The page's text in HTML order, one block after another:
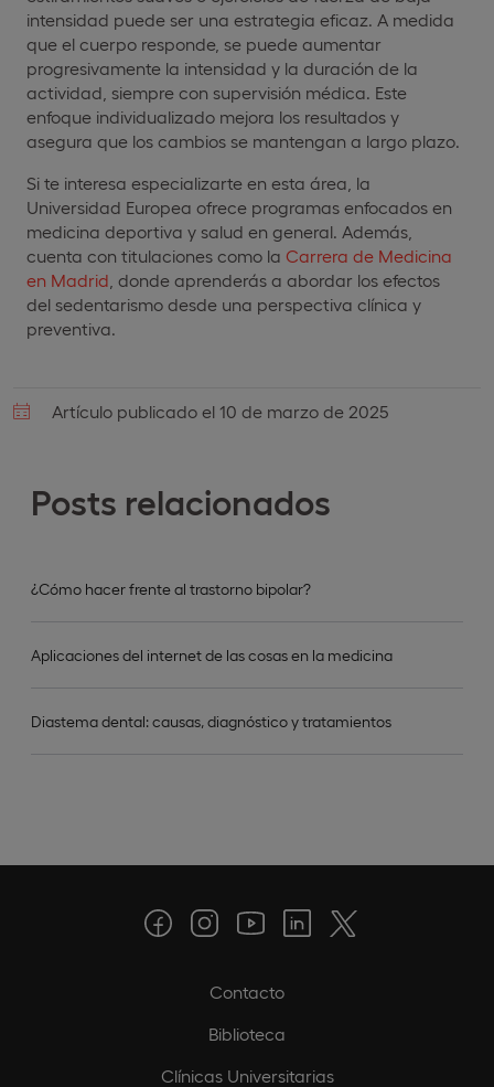
Posts relacionados
¿Cómo hacer frente al trastorno bipolar?
Aplicaciones del internet de las cosas en la medicina
Diastema dental: causas, diagnóstico y tratamientos
intensidad puede ser una estrategia eficaz. A medida
que el cuerpo responde, se puede aumentar
progresivamente la intensidad y la duración de la
actividad, siempre con supervisión médica. Este
enfoque individualizado mejora los resultados y
asegura que los cambios se mantengan a largo plazo.
Si te interesa especializarte en esta área, la
Universidad Europea ofrece programas enfocados en
medicina deportiva y salud en general. Además,
cuenta con titulaciones como la Carrera de Medicina
en Madrid , donde aprenderás a abordar los efectos
del sedentarismo desde una perspectiva clínica y
preventiva.
Artículo publicado el 10 de marzo de 2025
Contacto
Biblioteca
Clínicas Universitarias